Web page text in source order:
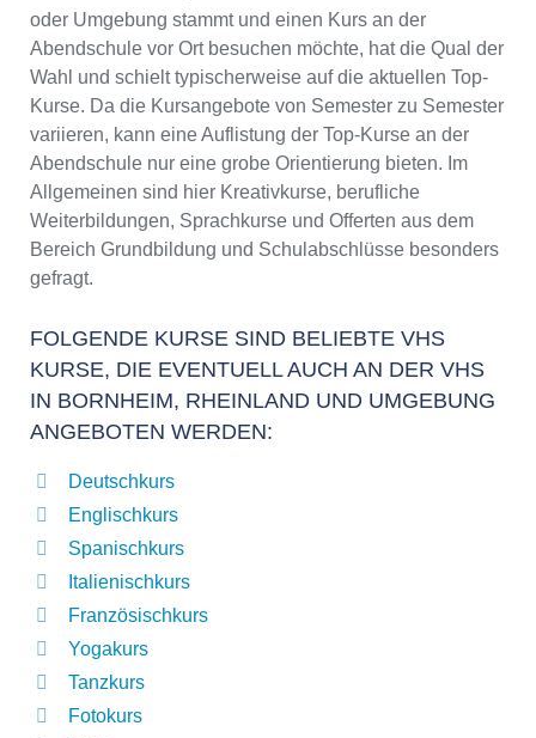
oder Umgebung stammt und einen Kurs an der
Abendschule vor Ort besuchen möchte, hat die Qual der
Wahl und schielt typischerweise auf die aktuellen Top-
Kurse. Da die Kursangebote von Semester zu Semester
variieren, kann eine Auflistung der Top-Kurse an der
Abendschule nur eine grobe Orientierung bieten. Im
Allgemeinen sind hier Kreativkurse, berufliche
Weiterbildungen, Sprachkurse und Offerten aus dem
Bereich Grundbildung und Schulabschlüsse besonders
gefragt.
FOLGENDE KURSE SIND BELIEBTE VHS
KURSE, DIE EVENTUELL AUCH AN DER VHS
IN BORNHEIM, RHEINLAND UND UMGEBUNG
ANGEBOTEN WERDEN:
Deutschkurs
Englischkurs
Spanischkurs
Italienischkurs
Französischkurs
Yogakurs
Tanzkurs
Fotokurs